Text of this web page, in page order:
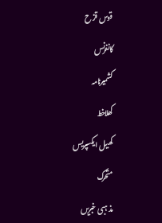
قوس قزح
کانفرنس
کشمیرنامہ
کھلاخط
کھیل ایکسپریس
متحرك
مذہبی خبریں